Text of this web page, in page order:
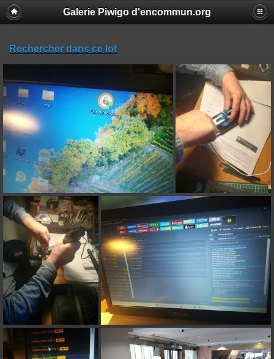
Galerie Piwigo d'encommun.org
Rechercher dans ce lot